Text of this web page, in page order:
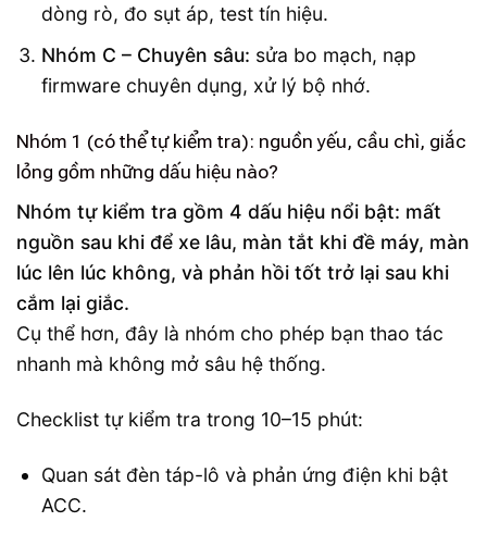
dòng rò, đo sụt áp, test tín hiệu.
Nhóm C – Chuyên sâu: sửa bo mạch, nạp
firmware chuyên dụng, xử lý bộ nhớ.
Nhóm 1 (có thể tự kiểm tra): nguồn yếu, cầu chì, giắc
lỏng gồm những dấu hiệu nào?
Nhóm tự kiểm tra gồm 4 dấu hiệu nổi bật: mất
nguồn sau khi để xe lâu, màn tắt khi đề máy, màn
lúc lên lúc không, và phản hồi tốt trở lại sau khi
cắm lại giắc.
Cụ thể hơn, đây là nhóm cho phép bạn thao tác
nhanh mà không mở sâu hệ thống.
Checklist tự kiểm tra trong 10–15 phút:
Quan sát đèn táp-lô và phản ứng điện khi bật
ACC.